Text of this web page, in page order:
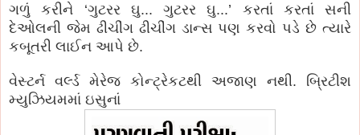
ગળું કરીને ‘ગુટરર ઘુ... ગુટરર ઘુ...’ કરતાં કરતાં સની
દેઓલની જેમ ઢીચીંગ ઢીચીંગ ડાન્સ પણ કરવો પડે છે ત્યારે
કબૂતરી લાઈન આપે છે.
વેસ્ટર્ન વર્લ્ડ મેરેજ કોન્ટ્રેકટથી અજાણ નથી. બ્રિટીશ
મ્યુઝિયમમાં ઇસુનાં